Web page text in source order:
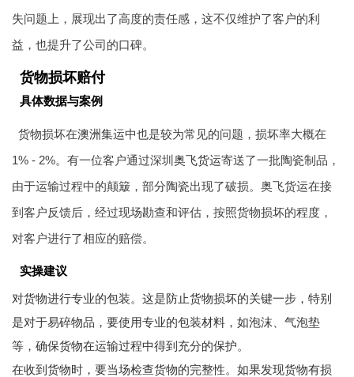
失问题上，展现出了高度的责任感，这不仅维护了客户的利
益，也提升了公司的口碑。
货物损坏赔付
具体数据与案例
货物损坏在澳洲集运中也是较为常见的问题，损坏率大概在
1% - 2%。有一位客户通过深圳 奥飞货运寄送了一批陶瓷制品，
由于运输过程中的颠簸，部分陶瓷出现了破损。奥飞货运在接
到客户反馈后，经过现场勘查和评估，按照货物损坏的程度，
对客户进行了相应的赔偿。
实操建议
对货物进行专业的包装。这是防止货物损坏的关键一步，特别
是对于易碎物品，要使用专业的包装材料，如泡沫、气泡垫
等，确保货物在运输过程中得到充分的保护。
在收到货物时，要当场检查货物的完整性。如果发现货物有损